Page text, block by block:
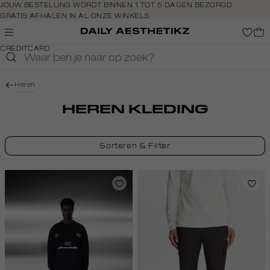
Navigeer
direct naar
de
Open de
direct
JOUW BESTELLING WORDT BINNEN 1 TOT 5 DAGEN BEZORGD
GRATIS AFHALEN IN AL ONZE WINKELS
GRATIS RETOURNEREN BINNEN 14 DAGEN IN DE WINKEL
BETAAL ZOALS JIJ WILT: O.A. BANCONTACT, RIVERTY, APPLE PAY &
CREDITCARD
Heren
HEREN KLEDING
Sorteren & Filter